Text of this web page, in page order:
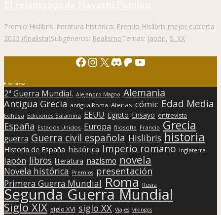
El relámpago de Hayashi Fumiko
Premio Hislibris literatura histórica: Premio Hislibris mejor cubierta
2023 (finalista)Subgéneros: RealismoTemas: Japón, S. XX
Facebook
Instagram
X Discord
Patreon
YouTube
Sorpresa
2ª Guerra Mundial. Alejandro Magno Alemania
Antigua Grecia antigua Roma Atenas cómic Edad Media
Edhasa Ediciones Salamina EEUU Egipto Ensayo entrevista
España Estados Unidos Europa filosofía Francia Grecia
guerra Guerra civil española Hislibris historia
Historia de España histórica Imperio romano Inglaterra
Japón libros literatura nazismo novela
Novela histórica Premios presentación
Primera Guerra Mundial Roma Rusia
Segunda Guerra Mundial
Siglo XIX siglo XVI siglo XX Viajes vikingos